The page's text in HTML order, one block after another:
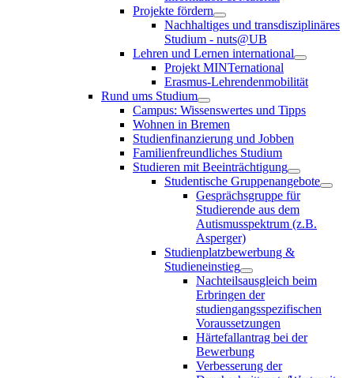
Projekte fördern
Nachhaltiges und transdisziplinäres
Studium - nuts@UB
Lehren und Lernen international
Projekt MINTernational
Erasmus-Lehrendenmobilität
Rund ums Studium
Campus: Wissenswertes und Tipps
Wohnen in Bremen
Studienfinanzierung und Jobben
Familienfreundliches Studium
Studieren mit Beeinträchtigung
Studentische Gruppenangebote
Gesprächsgruppe für
Studierende aus dem
Autismusspektrum (z.B.
Asperger)
Studienplatzbewerbung &
Studieneinstieg
Nachteilsausgleich beim
Erbringen der
studiengangsspezifischen
Voraussetzungen
Härtefallantrag bei der
Bewerbung
Verbesserung der